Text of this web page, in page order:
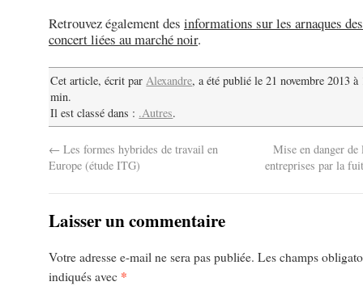
Retrouvez également des informations sur les arnaques
concert liées au marché noir.
Cet article, écrit par Alexandre, a été publié le 21 novembre 2013 à
min.
Il est classé dans : .Autres.
← Les formes hybrides de travail en
Europe (étude ITG)
Mise en danger de
entreprises par la
Laisser un commentaire
Votre adresse e-mail ne sera pas publiée. Les champs
indiqués avec *